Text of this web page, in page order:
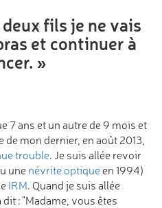
fils je ne vais
et continuer à
»
7 ans et un autre de 9 mois et
mon dernier, en août 2013,
trouble. Je suis allée revoir
une névrite optiqueen 1994)
IRM. Quand je suis allée
: "Madame, vous êtes